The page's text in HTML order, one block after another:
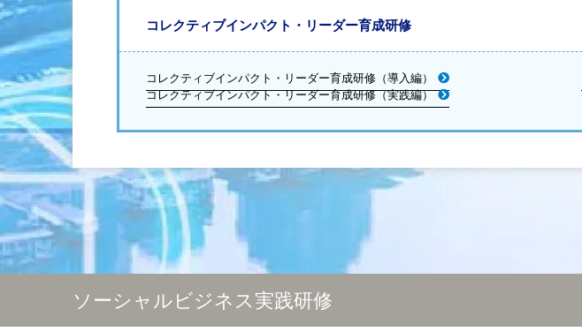
コレクティブインパクト・リーダー育成研修
コレクティブインパクト・リーダー育成研修（導入編）
コレクティブインパクト・リーダー育成研修（実践編）
ソーシャルビジネス実践研修